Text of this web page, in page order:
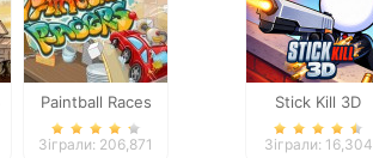
Paintball Races
Зіграли: 206,871
Stick Kill 3D
Зіграли: 16,304